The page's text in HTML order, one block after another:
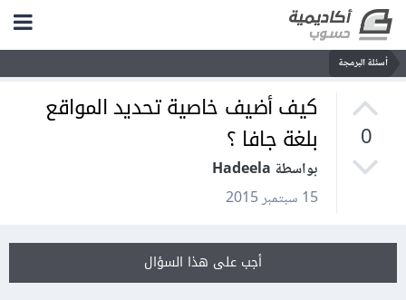
أسئلة البرمجة
0
كيف أضيف خاصية تحديد المواقع
بلغة جافا ؟
بواسطة Hadeela
15 سبتمبر 2015
أجب على هذا السؤال